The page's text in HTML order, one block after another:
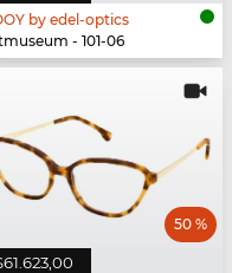
by edel-optics
- 101-06
50 %